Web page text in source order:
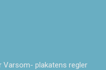
Varsom- plakatens regler